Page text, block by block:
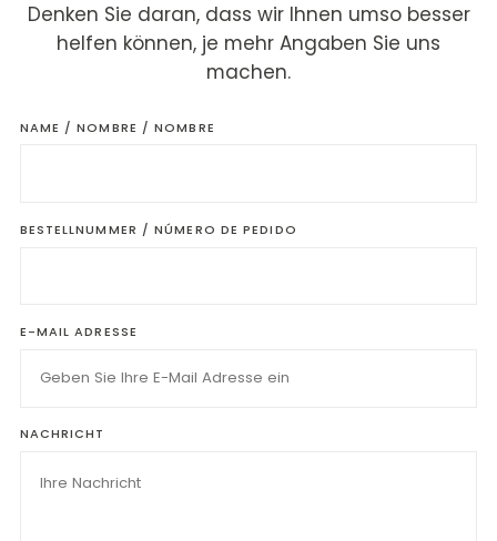
Denken Sie daran, dass wir Ihnen umso besser
helfen können, je mehr Angaben Sie uns
machen.
NAME / NOMBRE / NOMBRE
BESTELLNUMMER / NÚMERO DE PEDIDO
E-MAIL ADRESSE
NACHRICHT